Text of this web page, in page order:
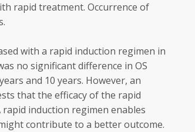
rapid treatment. Occurrence of
with a rapid induction regimen in
no significant difference in OS
and 10 years. However, an
that the efficacy of the rapid
induction regimen enables
contribute to a better outcome.